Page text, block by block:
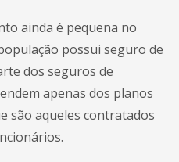
ainda é pequena no
possui seguro de
dos seguros de
apenas dos planos
são aqueles contratados